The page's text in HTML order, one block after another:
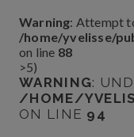
Warning: Attempt
/home/yvelisse/
on line 88
>5)
WARNING:
/HOME/
ON LINE 94